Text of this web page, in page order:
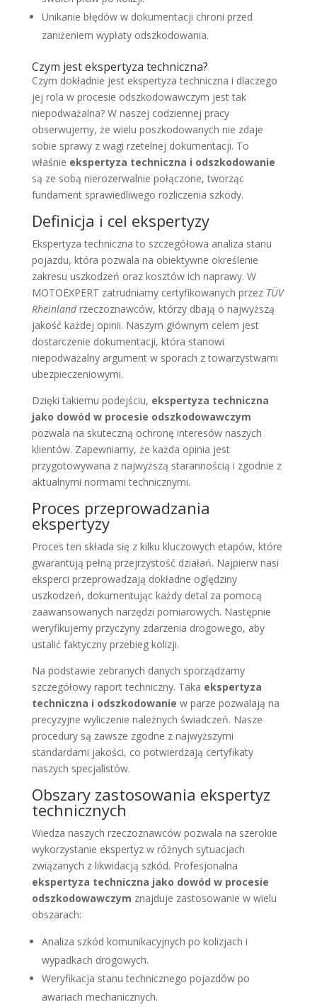
Unikanie błędów w dokumentacji chroni przed
zaniżeniem wypłaty odszkodowania.
Czym jest ekspertyza techniczna?
Czym dokładnie jest ekspertyza techniczna i dlaczego
jej rola w procesie odszkodowawczym jest tak
niepodważalna? W naszej codziennej pracy
obserwujemy, że wielu poszkodowanych nie zdaje
sobie sprawy z wagi rzetelnej dokumentacji. To
właśnie ekspertyza techniczna i odszkodowanie
są ze sobą nierozerwalnie połączone, tworząc
fundament sprawiedliwego rozliczenia szkody.
Definicja i cel ekspertyzy
Ekspertyza techniczna to szczegółowa analiza stanu
pojazdu, która pozwala na obiektywne określenie
zakresu uszkodzeń oraz kosztów ich naprawy. W
MOTOEXPERT zatrudniamy certyfikowanych przez TÜV
Rheinlandrzeczoznawców, którzy dbają o najwyższą
jakość każdej opinii. Naszym głównym celem jest
dostarczenie dokumentacji, która stanowi
niepodważalny argument w sporach z towarzystwami
ubezpieczeniowymi.
Dzięki takiemu podejściu, ekspertyza techniczna
jako dowód w procesie odszkodowawczym
pozwala na skuteczną ochronę interesów naszych
klientów. Zapewniamy, że każda opinia jest
przygotowywana z najwyższą starannością i zgodnie z
aktualnymi normami technicznymi.
Proces przeprowadzania
ekspertyzy
Proces ten składa się z kilku kluczowych etapów, które
gwarantują pełną przejrzystość działań. Najpierw nasi
eksperci przeprowadzają dokładne oględziny
uszkodzeń, dokumentując każdy detal za pomocą
zaawansowanych narzędzi pomiarowych. Następnie
weryfikujemy przyczyny zdarzenia drogowego, aby
ustalić faktyczny przebieg kolizji.
Na podstawie zebranych danych sporządzamy
szczegółowy raport techniczny. Taka ekspertyza
techniczna i odszkodowanie w parze pozwalają na
precyzyjne wyliczenie należnych świadczeń. Nasze
procedury są zawsze zgodne z najwyższymi
standardami jakości, co potwierdzają certyfikaty
naszych specjalistów.
Obszary zastosowania ekspertyz
technicznych
Wiedza naszych rzeczoznawców pozwala na szerokie
wykorzystanie ekspertyz w różnych sytuacjach
związanych z likwidacją szkód. Profesjonalna
ekspertyza techniczna jako dowód w procesie
odszkodowawczym znajduje zastosowanie w wielu
obszarach:
Analiza szkód komunikacyjnych po kolizjach i
wypadkach drogowych.
Weryfikacja stanu technicznego pojazdów po
awariach mechanicznych.